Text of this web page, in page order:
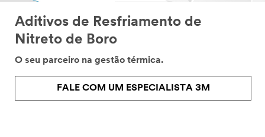
Aditivos de Resfriamento de
Nitreto de Boro
O seu parceiro na gestão térmica.
FALE COM UM ESPECIALISTA 3M